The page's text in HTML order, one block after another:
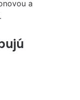
a